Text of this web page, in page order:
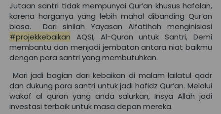
Jutaan santri tidak mempunyai Qur’an khusus hafalan,
karena harganya yang lebih mahal dibanding Qur’an
biasa.
#projekkebaikan AQSI, Al-Quran untuk Santri, Demi
membantu dan menjadi jembatan antara niat baikmu
dengan para santri yang membutuhkan.
dan dukung para santri untuk jadi hafidz Qur’an. Melalui
wakaf al quran yang anda salurkan, Insya Allah jadi
investasi terbaik untuk masa depan mereka.